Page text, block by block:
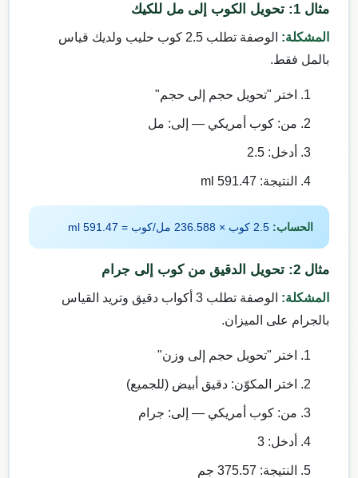
مثال 1: تحويل الكوب إلى مل للكيك
المشكلة:
الوصفة تطلب 2.5 كوب حليب ولديك قياس
بالمل فقط.
اختر "تحويل حجم إلى حجم"
من: كوب أمريكي — إلى: مل
أدخل: 2.5
النتيجة: 591.47 ml
الحساب:
مثال 2: تحويل الدقيق من كوب إلى جرام
المشكلة:
الوصفة تطلب 3 أكواب دقيق وتريد القياس
بالجرام على الميزان.
اختر "تحويل حجم إلى وزن"
اختر المكوّن: دقيق أبيض (للجميع)
من: كوب أمريكي — إلى: جرام
أدخل: 3
النتيجة: 375.57 جم